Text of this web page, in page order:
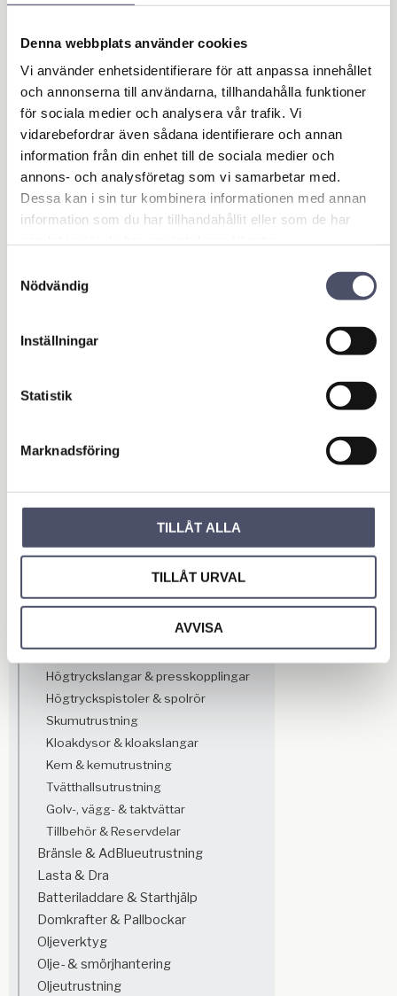
Denna webbplats använder cookies
Vi använder enhetsidentifierare för att anpassa innehållet
och annonserna till användarna, tillhandahålla funktioner
för sociala medier och analysera vår trafik. Vi
vidarebefordrar även sådana identifierare och annan
information från din enhet till de sociala medier och
annons- och analysföretag som vi samarbetar med.
Dessa kan i sin tur kombinera informationen med annan
information som du har tillhandahållit eller som de har
Nödvändig
Inställningar
Statistik
Marknadsföring
TILLÅT ALLA
TILLÅT URVAL
AVVISA
yckstvätt HYD-RTD
100.200 100l/min 2
00bar 1000v/min hy
d.motor 240 bar 95
l/min
Högtryckstvätt som är
monterad med hydraulpump.
Kvalitetsprodukt från Annovi
Reverberi, Italien.
91 967,00KR
Maskin & Fordonstillbehör
Högtryckstvättar - Enfas
Högtryckstvättar - Hydrauldrivna
Högtryckstvättar - Bensindrivna
Högtryckstvättar - Stationära
Reparationssatser
Munstycken & tillbehör
Högtryckslangar & presskopplingar
Högtryckspistoler & spolrör
Skumutrustning
Kloakdysor & kloakslangar
Kem & kemutrustning
Tvätthallsutrustning
Golv-, vägg- & taktvättar
Tillbehör & Reservdelar
Bränsle & AdBlueutrustning
Lasta & Dra
Batteriladdare & Starthjälp
Domkrafter & Pallbockar
Oljeverktyg
Olje- & smörjhantering
Oljeutrustning